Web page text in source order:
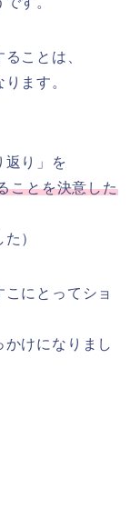
ことは、
ます。
返り」を
ことを決意した
）
にとってショ
けになりまし